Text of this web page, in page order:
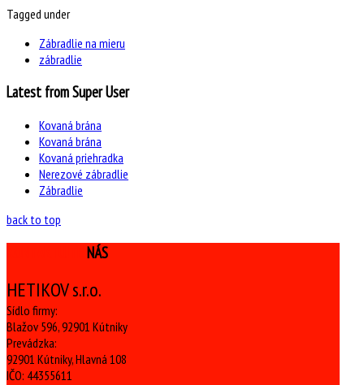
Tagged under
Zábradlie na mieru
zábradlie
Latest from Super User
Kovaná brána
Kovaná brána
Kovaná priehradka
Nerezové zábradlie
Zábradlie
back to top
NÁS
HETIKOV s.r.o.
Sídlo firmy:
Blažov 596, 92901 Kútniky
Prevádzka:
92901 Kútniky, Hlavná 108
IČO: 44355611